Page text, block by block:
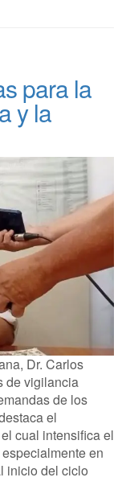
para la
y la
Dr. Carlos
de vigilancia
de los
el
cual intensifica el
en
inicio del ciclo